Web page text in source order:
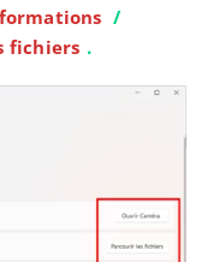
/
fichiers .